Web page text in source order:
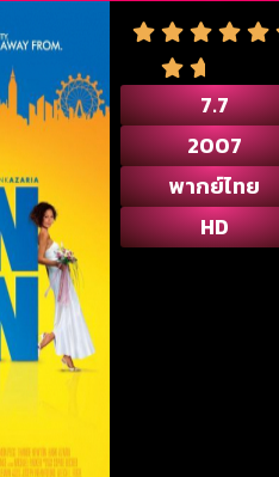
7.7
2007
พากย์ไทย
HD